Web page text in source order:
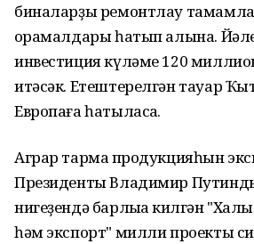
биналарҙы ремонтлау
ҡорамалдары һатып алына.
инвестиция күләме 120
итәсәк. Етештерелгән тауар
Европаға һатыласаҡ.
Аграр тармаҡ продукцияһын
Президенты Владимир
нигеҙендә барлыҡҡа килгән
һәм экспорт" милли проекты